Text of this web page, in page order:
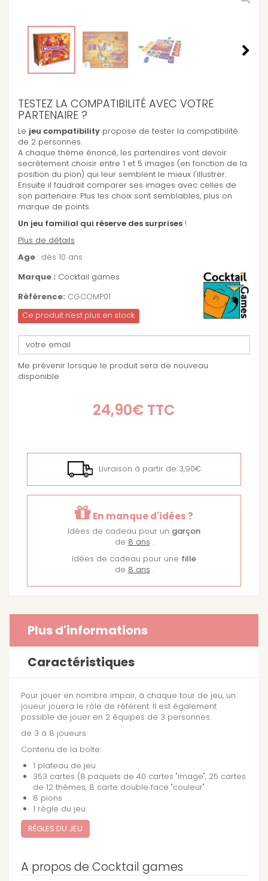
TESTEZ LA COMPATIBILITÉ AVEC VOTRE
PARTENAIRE ?
Le jeu compatibility propose de tester la compatibilité
de 2 personnes.
A chaque thème énoncé, les partenaires vont devoir
secrètement choisir entre 1 et 5 images (en fonction de la
position du pion) qui leur semblent le mieux l'illustrer.
Ensuite il faudrait comparer ses images avec celles de
son partenaire. Plus les choix sont semblables, plus on
marque de points.
Un jeu familial qui réserve des surprises !
Plus de détails
Age : dès 10 ans
Marque : Cocktail games
Référence: CGCOMP01
Ce produit n'est plus en stock
Me prévenir lorsque le produit sera de nouveau
disponible
24,90€ TTC
Livraison à partir de 3,90€
En manque d'idées ?
Idées de cadeau pour un garçon
de 8 ans .
Idées de cadeau pour une fille
de 8 ans .
Plus d'informations
Caractéristiques
Pour jouer en nombre impair, à chaque tour de jeu, un
joueur jouera le rôle de référent. Il est également
possible de jouer en 2 équipes de 3 personnes.
de 3 à 8 joueurs
Contenu de la boîte:
1 plateau de jeu
353 cartes (8 paquets de 40 cartes "image", 25 cartes
de 12 thèmes, 8 carte double face "couleur"
8 pions
1 règle du jeu
RÈGLES DU JEU
A propos de Cocktail games